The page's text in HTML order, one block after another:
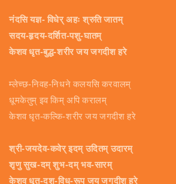
नंदसि यज्ञ- विधेर् अहः श्रुति जातम्
सदय-हृदय-दर्शित-पशु-घातम्
केशव धृत-बुद्ध-शरीर जय जगदीश हरे
म्लेच्छ-निवह-निधने कलयसि करवालम्
धूमकेतुम् इव किम् अपि करालम्
केशव धृत-कल्कि-शरीर जय जगदीश हरे
श्री-जयदेव-कवेर् इदम् उदितम् उदारम्
शृणु सुख-दम् शुभ-दम् भव-सारम्
केशव धृत-दश-विध-रूप जय जगदीश हरे